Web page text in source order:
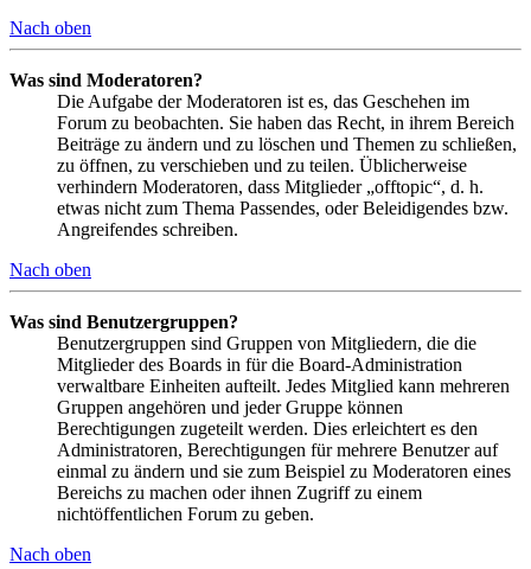
Nach oben
Was sind Moderatoren?
Die Aufgabe der Moderatoren ist es, das Geschehen im
Forum zu beobachten. Sie haben das Recht, in ihrem Bereich
Beiträge zu ändern und zu löschen und Themen zu schließen,
zu öffnen, zu verschieben und zu teilen. Üblicherweise
verhindern Moderatoren, dass Mitglieder „offtopic“, d. h.
etwas nicht zum Thema Passendes, oder Beleidigendes bzw.
Angreifendes schreiben.
Nach oben
Was sind Benutzergruppen?
Benutzergruppen sind Gruppen von Mitgliedern, die die
Mitglieder des Boards in für die Board-Administration
verwaltbare Einheiten aufteilt. Jedes Mitglied kann mehreren
Gruppen angehören und jeder Gruppe können
Berechtigungen zugeteilt werden. Dies erleichtert es den
Administratoren, Berechtigungen für mehrere Benutzer auf
einmal zu ändern und sie zum Beispiel zu Moderatoren eines
Bereichs zu machen oder ihnen Zugriff zu einem
nichtöffentlichen Forum zu geben.
Nach oben